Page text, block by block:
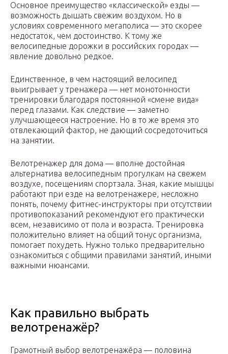
Основное преимущество «классической» езды —
возможность дышать свежим воздухом. Но в
условиях современного мегаполиса — это скорее
недостаток, чем достоинство. К тому же
велосипедные дорожки в российских городах —
явление довольно редкое.
Единственное, в чем настоящий велосипед
выигрывает у тренажера — нет монотонности
тренировки благодаря постоянной «смене вида»
перед глазами. Как следствие — заметно
улучшающееся настроение. Но в то же время это
отвлекающий фактор, не дающий сосредоточиться
на занятии.
Велотренажер для дома — вполне достойная
альтернатива велосипедным прогулкам на свежем
воздухе, посещениям спортзала. Зная, какие мышцы
работают при езде на велотренажере, несложно
понять, почему фитнес-инструкторы при отсутствии
противопоказаний рекомендуют его практически
всем, независимо от пола и возраста. Тренировка
положительно влияет на общий тонус организма,
помогает похудеть. Нужно только предварительно
ознакомиться с общими правилами занятий, иными
важными нюансами.
Как правильно выбрать
велотренажёр?
Грамотный выбор велотренажёра — половина